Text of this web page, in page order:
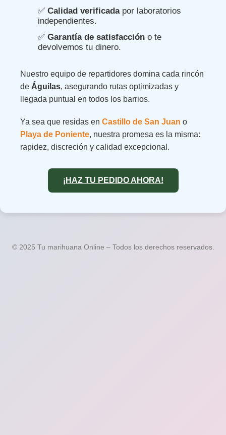
✅ Calidad verificadapor laboratorios
independientes.
✅ Garantía de satisfacción o te
devolvemos tu dinero.
Nuestro equipo de repartidores domina cada rincón
de Águilas, asegurando rutas optimizadas y
llegada puntual en todos los barrios.
Ya sea que residas en Castillo de San Juan o
Playa de Poniente, nuestra promesa es la misma:
rapidez, discreción y calidad excepcional.
¡HAZ TU PEDIDO AHORA!
© 2025 Tu marihuana Online – Todos los derechos reservados.